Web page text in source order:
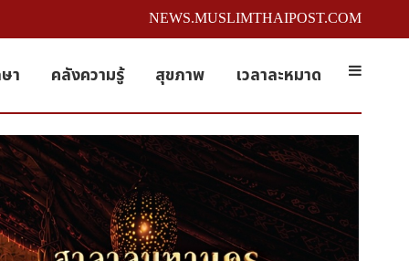
NEWS.MUSLIMTHAIPOST.COM
า คลังความรู้ สุขภาพ เวลาละหมาด